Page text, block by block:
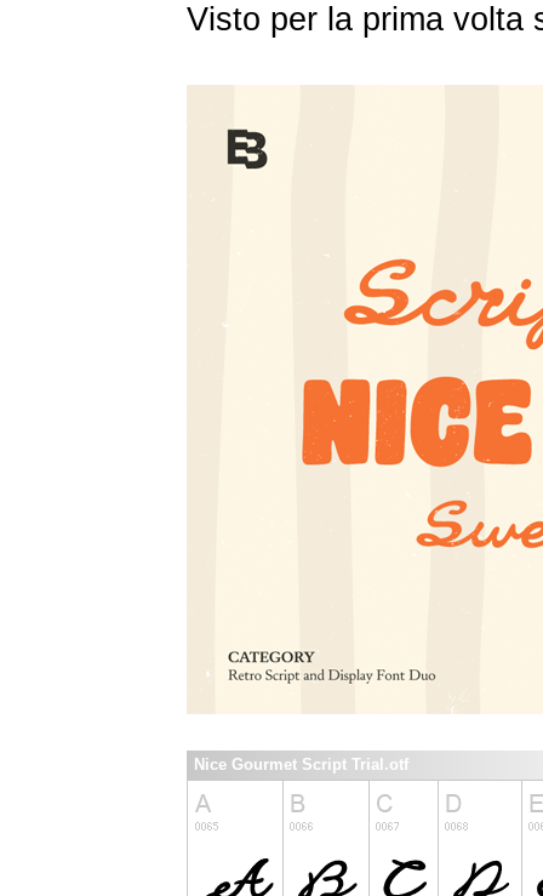
Visto per la prima volta
Nice Gourmet Script Trial.otf